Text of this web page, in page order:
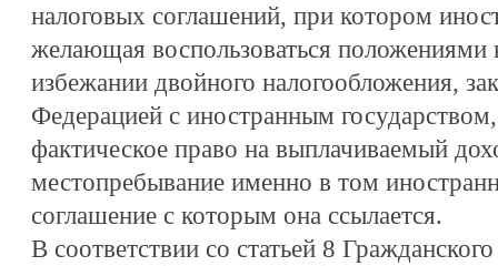
налоговых соглашений, при котором
желающая воспользоваться положениями
избежании двойного налогообложения,
Федерацией с иностранным
фактическое право на выплачиваемый
местопребывание именно в том
соглашение с которым она ссылается.
В соответствии со статьей 8